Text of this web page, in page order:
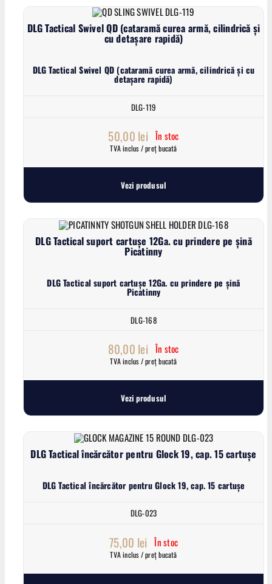
DLG Tactical Swivel QD (cataramă curea armă, cilindrică și
cu detașare rapidă)
DLG Tactical Swivel QD (cataramă curea armă, cilindrică și cu
detașare rapidă)
DLG-119
50,00 lei În stoc
TVA inclus / preț bucată
Vezi produsul
DLG Tactical suport cartușe 12Ga. cu prindere pe șină
Picatinny
DLG Tactical suport cartușe 12Ga. cu prindere pe șină
Picatinny
DLG-168
80,00 lei În stoc
TVA inclus / preț bucată
Vezi produsul
DLG Tactical încărcător pentru Glock 19, cap. 15 cartușe
DLG Tactical încărcător pentru Glock 19, cap. 15 cartușe
DLG-023
75,00 lei În stoc
TVA inclus / preț bucată